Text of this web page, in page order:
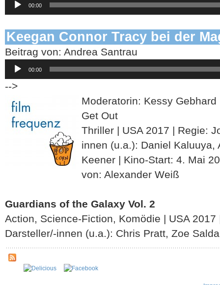
Player
00:00
Keegan Connor Tracy bei der
Beitrag von: Andrea Santrau
Player
00:00
-->
Moderatorin: Kessy Gebhard
Get Out
Thriller | USA 2017 | Regie:
innen (u.a.): Daniel
Keener | Kino-Start: 4. Mai
von: Alexander Weiß
Guardians of the Galaxy Vol. 2
Action, Science-Fiction, Komödie | USA
Darsteller/-innen (u.a.): Chris Pratt, Zoe